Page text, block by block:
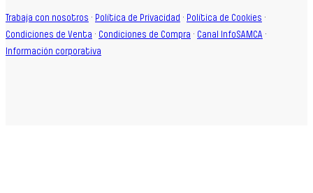
Trabaja con nosotros · Política de Privacidad · Política de Cookies ·
Condiciones de Venta · Condiciones de Compra · Canal InfoSAMCA ·
Información corporativa